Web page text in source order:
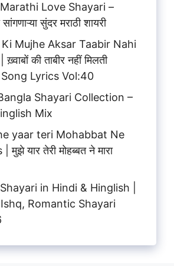
Love Shayari –
सांगणाऱ्या सुंदर मराठी शायरी
Mujhe Aksar Taabir Nahi
की ताबीर नहीं मिलती
Lyrics Vol:40
Shayari Collection –
Mix
yaar teri Mohabbat Ne
यार तेरी मोहब्बत ने मारा
in Hindi & Hinglish |
Romantic Shayari